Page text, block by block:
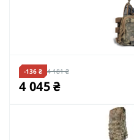
-136 ₴ 4 181 ₴
4 045 ₴